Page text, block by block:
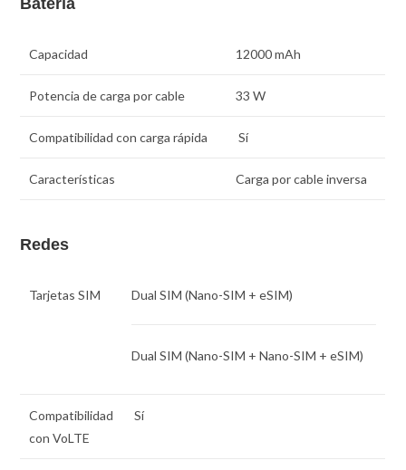
Batería
Capacidad 12000 mAh
Potencia de carga por cable 33 W
Compatibilidad con carga rápida Sí
Características Carga por cable inversa
Redes
Tarjetas SIM Dual SIM (Nano-SIM + eSIM)
Dual SIM (Nano-SIM + Nano-SIM + eSIM)
Compatibilidad
con VoLTE
Sí